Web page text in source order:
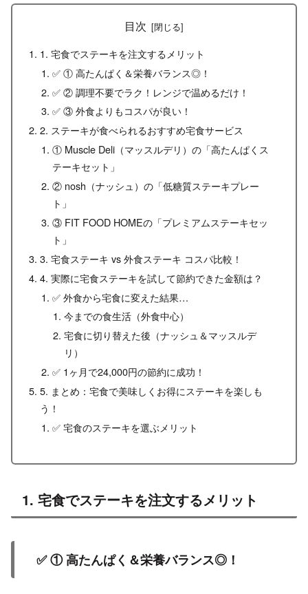
目次
1. 宅食でステーキを注文するメリット
✅ ① 高たんぱく＆栄養バランス◎！
✅ ② 調理不要でラク！レンジで温めるだけ！
✅ ③ 外食よりもコスパが良い！
2. ステーキが食べられるおすすめ宅食サービス
① Muscle Deli（マッスルデリ）の「高たんぱくス
テーキセット」
② nosh（ナッシュ）の「低糖質ステーキプレー
ト」
③ FIT FOOD HOMEの「プレミアムステーキセッ
ト」
3. 宅食ステーキ vs 外食ステーキ コスパ比較！
4. 実際に宅食ステーキを試して節約できた金額は？
✅ 外食から宅食に変えた結果…
今までの食生活（外食中心）
宅食に切り替えた後（ナッシュ＆マッスルデ
リ）
✅ 1ヶ月で24,000円の節約に成功！
5. まとめ：宅食で美味しくお得にステーキを楽しも
う！
✅ 宅食のステーキを選ぶメリット
1. 宅食でステーキを注文するメリット
✅ ① 高たんぱく＆栄養バランス◎！